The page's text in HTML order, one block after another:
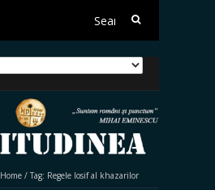
Search
Home / Tag: Regele Iosif al khazarilor